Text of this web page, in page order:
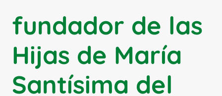
fundador de las
Hijas de María
Santísima del